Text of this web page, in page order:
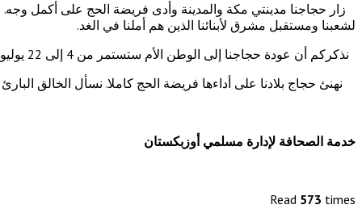
زار حجاجنا مدينتي مكة والمدينة وأدى فريضة الحج على أكمل وجه.
لشعبنا ومستقبل مشرق لأبنائنا الذين هم أملنا في الغد.
نذكركم أن عودة حجاجنا إلى الوطن الأم ستستمر من 4 إلى 22 يوليو من هذا العام.
نهنئ حجاج بلادنا على أداءها فريضة الحج كاملا. نسأل الخالق
خدمة الصحافة لإدارة مسلمي أوزبكستان
Read 573 times